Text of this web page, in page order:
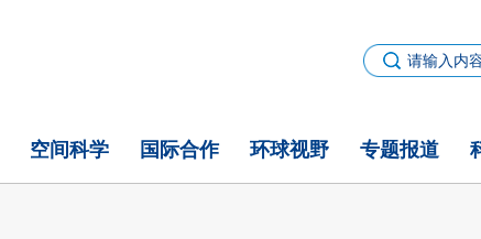
空间科学 国际合作 环球视野 专题报道